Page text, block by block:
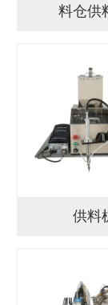
料仓供
供料